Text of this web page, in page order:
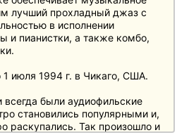
лучший прохладный джаз с
в исполнении
и пианистки, а также комбо,
июля 1994 г. в Чикаго, США.
всегда были аудиофильские
становились популярными и,
раскупались. Так произошло и